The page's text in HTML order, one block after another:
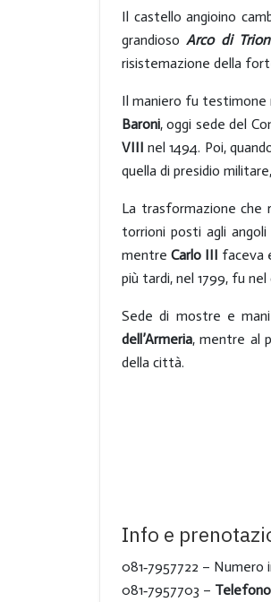
Il castello angioino
grandiosoArco di
risistemazione della
Il maniero fu testimone
Baroni, oggi sede del
VIII nel 1494. Poi,
quella di presidio
La trasformazione che
torrioni posti agli
mentreCarlo III faceva
più tardi, nel 1799, fu
Sede di mostre e
dell’Armeria, mentre al
della città.
Info e
081‑7957722 – Numero
081‑7957703 –